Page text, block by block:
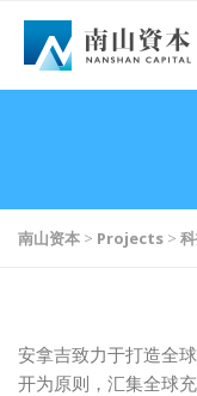
南山资本 > Projects >
安拿吉致力于打造全
开为原则，汇集全球